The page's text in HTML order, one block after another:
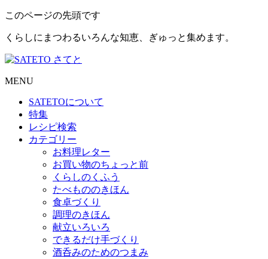
このページの先頭です
くらしにまつわるいろんな知恵、ぎゅっと集めます。
MENU
SATETOについて
特集
レシピ検索
カテゴリー
お料理レター
お買い物のちょっと前
くらしのくふう
たべもののきほん
食卓づくり
調理のきほん
献立いろいろ
できるだけ手づくり
酒呑みのためのつまみ